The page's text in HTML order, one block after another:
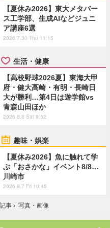
【夏休み2026】東大メタバー
ス工学部、生成AIなどジュニ
ア講座6選
2026.7.30 Thu 11:15
生活・健康
【高校野球2026夏】東海大甲
府・健大高崎・有明・長崎日
大が勝利…第4日は遊学館vs
青森山田ほか
2026.8.8 Sat 9:52
趣味・娯楽
【夏休み2026】魚に触れて学
ぶ「おさかな」イベント8/8…
川崎市
2026.8.7 Fri 10:45
記事 › 写真・画像